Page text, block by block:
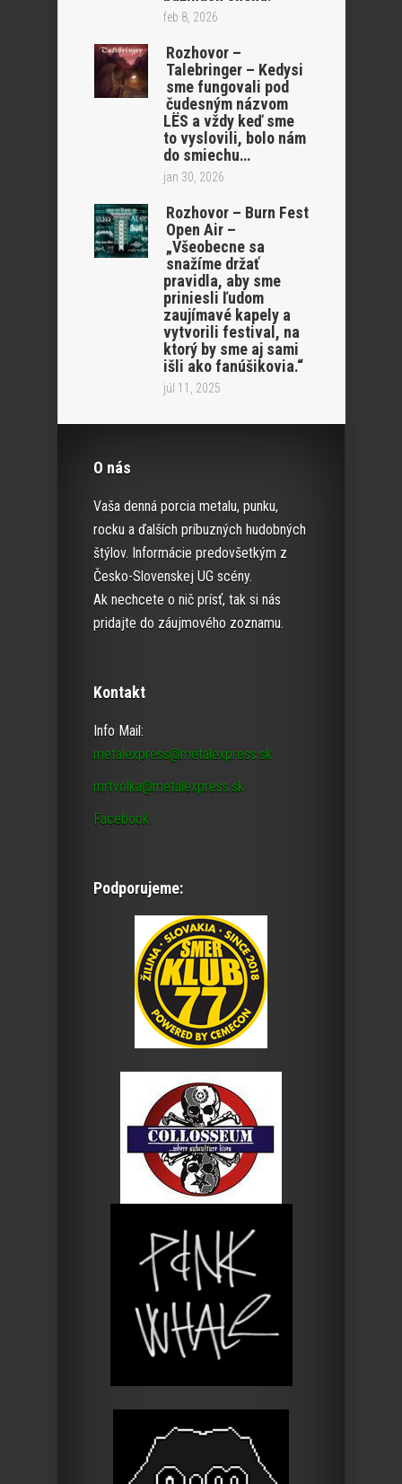
feb 8, 2026
Rozhovor –
Talebringer – Kedysi
sme fungovali pod
čudesným názvom
LËS a vždy keď sme
to vyslovili, bolo nám
do smiechu…
jan 30, 2026
Rozhovor – Burn Fest
Open Air –
„Všeobecne sa
snažíme držať
pravidla, aby sme
priniesli ľudom
zaujímavé kapely a
vytvorili festival, na
ktorý by sme aj sami
išli ako fanúšikovia.“
júl 11, 2025
O nás
Vaša denná porcia metalu, punku,
rocku a ďalších príbuzných hudobných
štýlov. Informácie predovšetkým z
Česko-Slovenskej UG scény.
Ak nechcete o nič prísť, tak si nás
pridajte do záujmového zoznamu.
Kontakt
Info Mail:
metalexpress@metalexpress.sk
mrtvolka@metalexpress.sk
Facebook
Podporujeme: